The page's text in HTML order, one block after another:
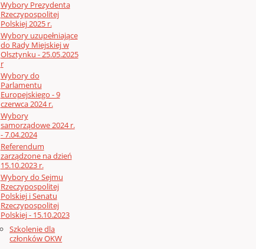
Wybory Prezydenta
Rzeczypospolitej
Polskiej 2025 r.
Wybory uzupełniające
do Rady Miejskiej w
Olsztynku - 25.05.2025
r
Wybory do
Parlamentu
Europejskiego - 9
czerwca 2024 r.
Wybory
samorządowe 2024 r.
- 7.04.2024
Referendum
zarządzone na dzień
15.10.2023 r.
Wybory do Sejmu
Rzeczypospolitej
Polskiej i Senatu
Rzeczypospolitej
Polskiej - 15.10.2023
Szkolenie dla
członków OKW